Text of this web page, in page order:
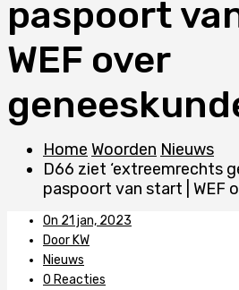
paspoort
WEF over
Home Woorden Nieuws
D66 ziet ‘extreemrechts
paspoort van start | WEF
On 21 jan, 2023
Door KW
Nieuws
0 Reacties